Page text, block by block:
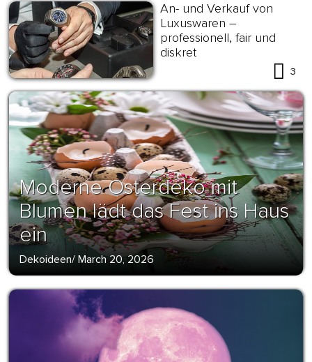
An- und Verkauf von
Luxuswaren –
professionell, fair und
diskret
3
Moderne Osterdeko mit
Blumen lädt das Fest ins Haus
ein
Dekoideen/ March 20, 2026